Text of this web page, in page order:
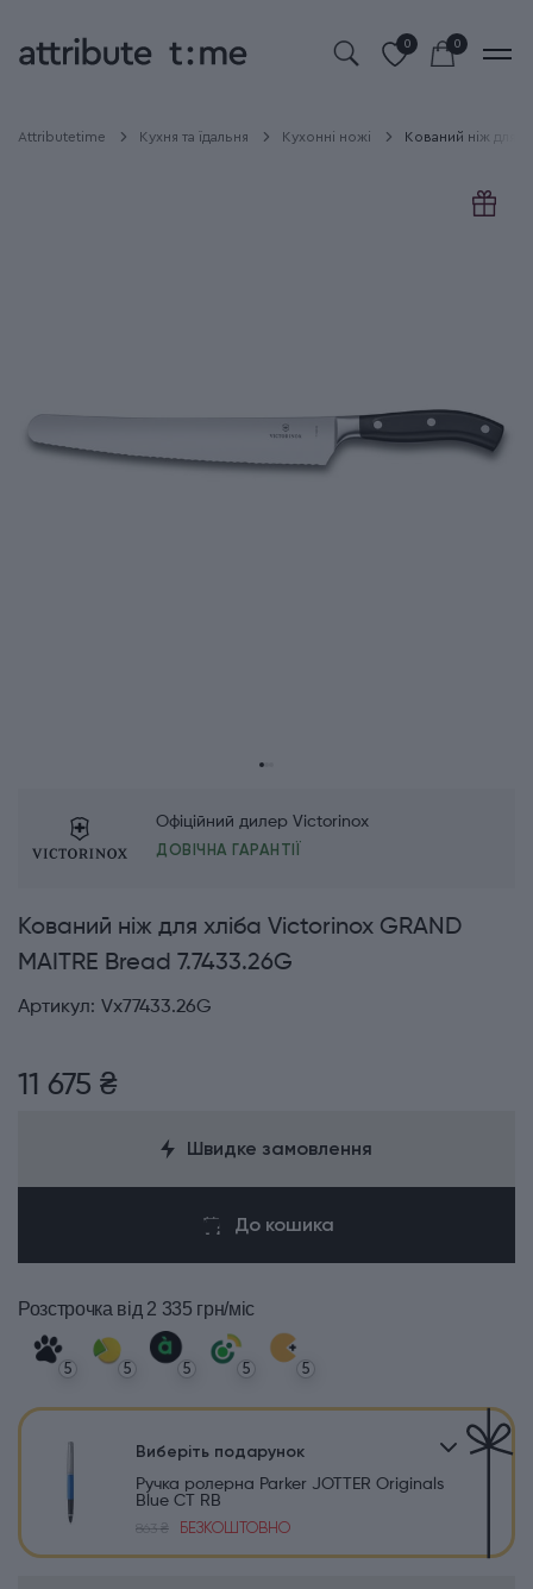
0 0
Attributetime Кухня та їдальня Кухонні ножі Кований ніж для
Офіційний дилер Victorinox
ДОВІЧНА ГАРАНТІЇ
Кований ніж для хліба Victorinox GRAND
MAITRE Bread 7.7433.26G
Артикул: Vx77433.26G
11 675 ₴
Швидке замовлення
До кошика
Розстрочка від 2 335 грн/міс
5 5 5 5 5
Виберіть подарунок
Ручка ролерна Parker JOTTER Originals
Blue CT RB
863 ₴
БЕЗКОШТОВНО